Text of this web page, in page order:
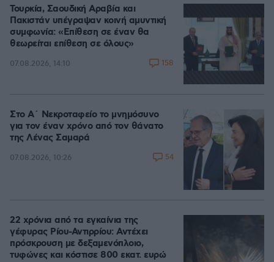
Τουρκία, Σαουδική Αραβία και
Πακιστάν υπέγραψαν κοινή αμυντική
συμφωνία: «Επίθεση σε έναν θα
θεωρείται επίθεση σε όλους»
07.08.2026, 14:10 158
Στο Α΄ Νεκροταφείο το μνημόσυνο
για τον έναν χρόνο από τον θάνατο
της Λένας Σαμαρά
07.08.2026, 10:26 54
22 χρόνια από τα εγκαίνια της
γέφυρας Ρίου-Αντιρρίου: Αντέχει
πρόσκρουση με δεξαμενόπλοιο,
τυφώνες και κόστισε 800 εκατ. ευρώ